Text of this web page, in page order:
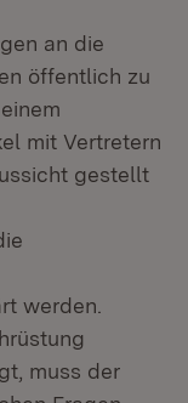
an die
öffentlich zu
mit Vertretern
gestellt
werden.
muss der